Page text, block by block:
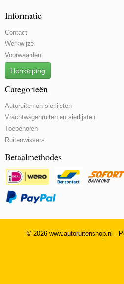
Informatie
Contact
Werkwijze
Voorwaarden
Herroeping
Categorieën
Autoruiten en sierlijsten
Vrachtwagenruiten en sierlijsten
Toebehoren
Ruitenwissers
Betaalmethodes
© 2026 www.autoruitenshop.nl -